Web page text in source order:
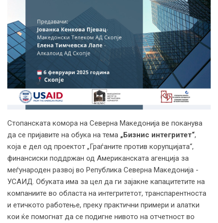
Стопанската комора на Северна Македонија ве поканува
да се пријавите на обука на тема „Бизнис интегритет“,
која е дел од проектот „Граѓаните против корупцијата“,
финансиски поддржан од Американската агенција за
меѓународен развој во Република Северна Македонија -
УСАИД. Обуката има за цел да ги зајакне капацитетите на
компаниите во областа на интегритетот, транспарентноста
и етичкото работење, преку практични примери и алатки
кои ќе помогнат да се подигне нивото на отчетност во